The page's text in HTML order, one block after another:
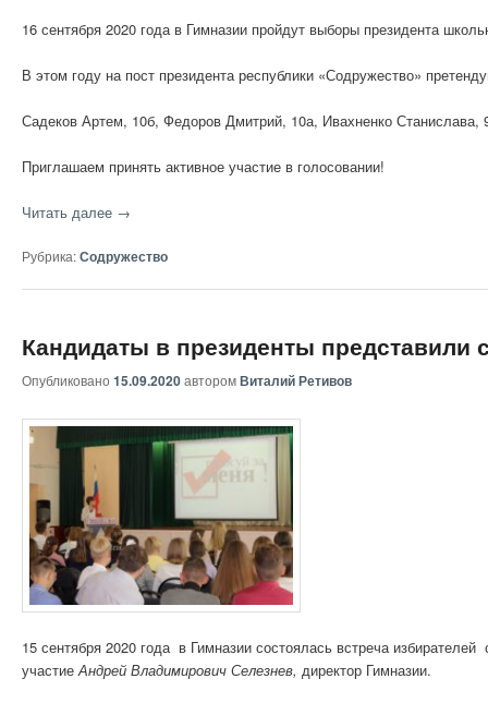
16 сентября 2020 года в Гимназии пройдут выборы президента
В этом году на пост президента республики «Содружество»
Садеков Артем, 10б, Федоров Дмитрий, 10а, Ивахненко
Приглашаем принять активное участие в голосовании!
Читать далее →
Рубрика:Содружество
Кандидаты в президенты
Опубликовано 15.09.2020авторомВиталий Ретивов
15 сентября 2020 года в Гимназии состоялась встреча
участие Андрей Владимирович Селезнев, директор Гимназии.